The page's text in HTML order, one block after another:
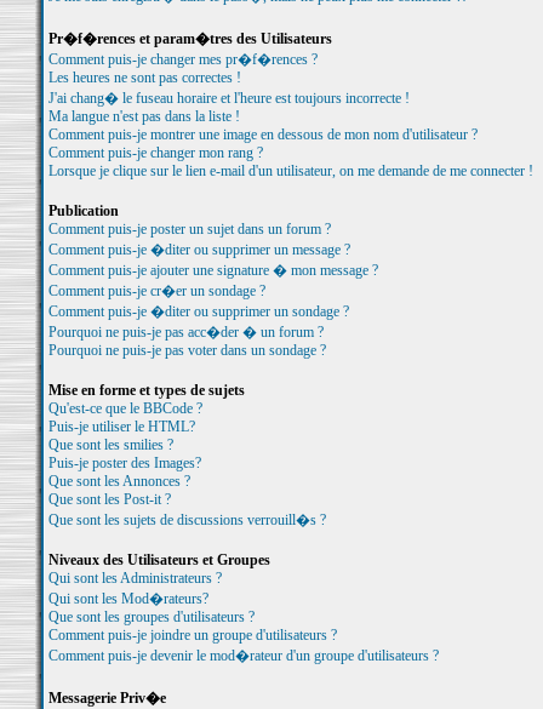
Pr�f�rences et param�tres des Utilisateurs
Comment puis-je changer mes pr�f�rences ?
Les heures ne sont pas correctes !
J'ai chang� le fuseau horaire et l'heure est toujours incorrecte !
Ma langue n'est pas dans la liste !
Comment puis-je montrer une image en dessous de mon nom d'utilisateur ?
Comment puis-je changer mon rang ?
Lorsque je clique sur le lien e-mail d'un utilisateur, on me demande de me connecter !
Publication
Comment puis-je poster un sujet dans un forum ?
Comment puis-je �diter ou supprimer un message ?
Comment puis-je ajouter une signature � mon message ?
Comment puis-je cr�er un sondage ?
Comment puis-je �diter ou supprimer un sondage ?
Pourquoi ne puis-je pas acc�der � un forum ?
Pourquoi ne puis-je pas voter dans un sondage ?
Mise en forme et types de sujets
Qu'est-ce que le BBCode ?
Puis-je utiliser le HTML?
Que sont les smilies ?
Puis-je poster des Images?
Que sont les Annonces ?
Que sont les Post-it ?
Que sont les sujets de discussions verrouill�s ?
Niveaux des Utilisateurs et Groupes
Qui sont les Administrateurs ?
Qui sont les Mod�rateurs?
Que sont les groupes d'utilisateurs ?
Comment puis-je joindre un groupe d'utilisateurs ?
Comment puis-je devenir le mod�rateur d'un groupe d'utilisateurs ?
Messagerie Priv�e